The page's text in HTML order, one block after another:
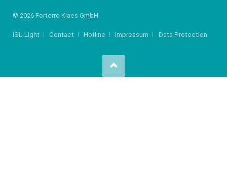
© 2026 Forterro Klaes GmbH
ISL-Light Contact Hotline Impressum Data Protection